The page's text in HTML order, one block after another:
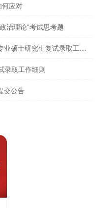
何应对
治理论”考试思考题
南京大学2024年MBA工商管理专业硕士研究生复试录取工作细则
录取工作细则
交公告